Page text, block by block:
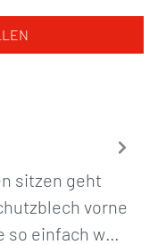
sitzen geht
vorne
so einfach w…